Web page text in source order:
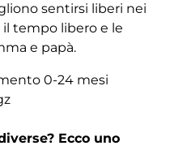
sentirsi liberi nei
il tempo libero e le
e papà.
0-24 mesi
Ecco uno